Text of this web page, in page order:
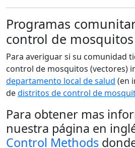
Programas
control de mosquitos
Para averiguar si su comunidad
control de mosquitos (vectores)
departamento local de salud (en
dedistritos de control de
Para obtener mas
nuestra página en
Control Methods